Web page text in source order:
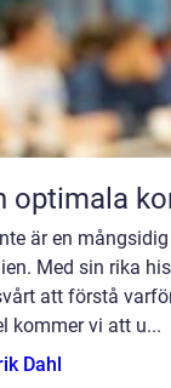
optimala
är en
Med sin rika
att förstå
kommer vi att u...
Dahl